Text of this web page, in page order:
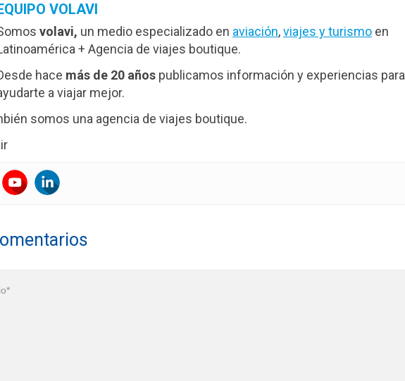
VOLAVI
volavi, un medio especializado en aviación,viajes y turismo en
+ Agencia de viajes boutique.
hace más de 20 años publicamos información y experiencias para
a viajar mejor.
somos una agencia de viajes boutique.